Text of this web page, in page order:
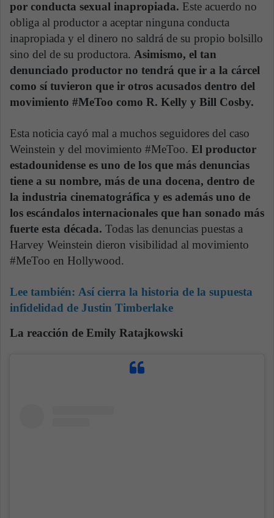
por conducta sexual inapropiada. Este acuerdo no
obliga al productor a aceptar ninguna conducta
inapropiada y el dinero no saldrá de su propio bolsillo
sino del de su productora. Asimismo, el tan
denunciado productor no tendrá que ir a la cárcel
como sí tuvieron que ir otros acusados dentro del
movimiento #MeToo como R. Kelly y Bill Cosby.
Esta noticia cayó mal a muchos seguidores del caso
Weinstein y del movimiento #MeToo. El productor
estadounidense es uno de los que más denuncias
tiene a su nombre, más de una docena, dentro de
la industria cinematográfica y es además uno de
los escándalos internacionales que han sonado más
fuerte esta década. Todas las denuncias puestas a
Harvey Weinstein dieron visibilidad al movimiento
#MeToo en Hollywood.
Lee también: Así cierra la historia de la supuesta
infidelidad de Justin Timberlake
La reacción de Emily Ratajkowski